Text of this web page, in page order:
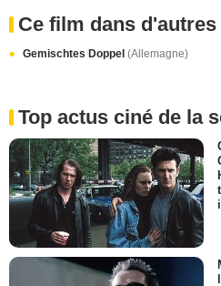
Ce film dans
Gemischtes Doppel (Allemagne)
Top actus ciné de la